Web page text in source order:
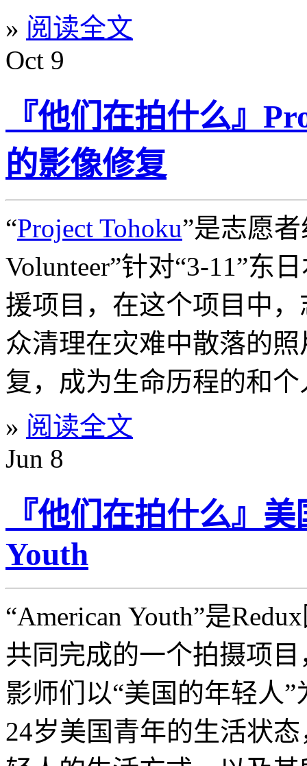
» 阅读全文
Oct 9
『他们在拍什么』
的影像修复
“Project Tohoku”是志愿
Volunteer”针对“3-11”东
援项目，在这个项目中
众清理在灾难中散落的
复，成为生命历程的和
» 阅读全文
Jun 8
『他们在拍什么』
Youth
“American Youth”是
共同完成的一个拍摄项
影师们以“美国的年轻人
24岁美国青年的生活状